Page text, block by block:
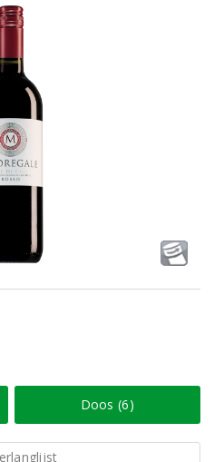
Doos (6)